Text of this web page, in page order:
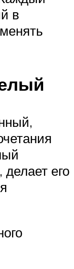
в
его